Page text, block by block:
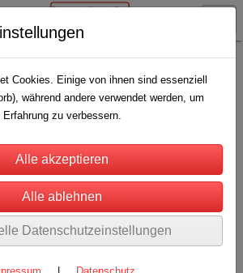
Hygiene und Pflege
(6)
Cookies. Einige von ihnen sind essenziell
während andere verwendet werden, um
zu verbessern.
Datenschutzeinstellungen